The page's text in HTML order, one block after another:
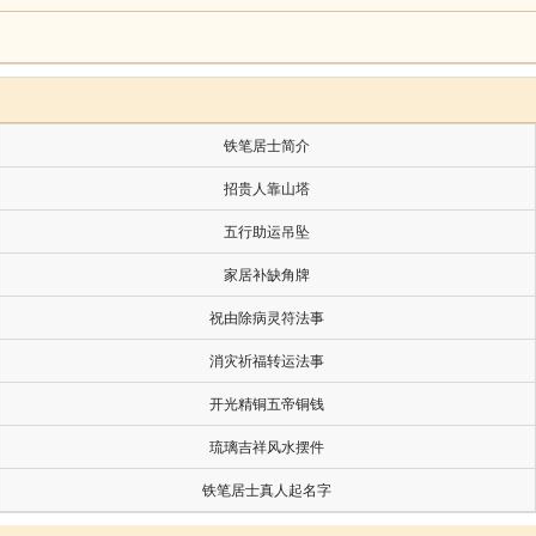
日，先庚三日即庚前之丁日，后庚三日即庚后之癸
事无良好开端，而有良好结果。丁日与癸日乃为吉
惧而匿于床下，盗贼取其钱币以去。此乃有外寇之
铁笔居士简介
招贵人靠山塔
五行助运吊坠
家居补缺角牌
祝由除病灵符法事
消灾祈福转运法事
开光精铜五帝铜钱
琉璃吉祥风水摆件
铁笔居士真人起名字